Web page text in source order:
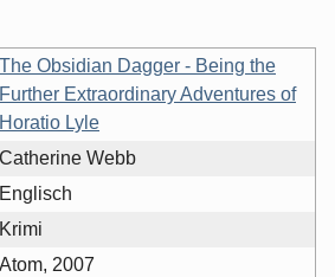
The Obsidian Dagger - Being the
Further Extraordinary Adventures of
Horatio Lyle
Catherine Webb
Englisch
Krimi
Atom, 2007